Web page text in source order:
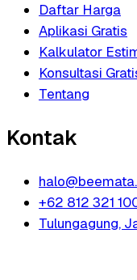
Daftar Harga
Aplikasi Gratis
Kalkulator
Konsultasi
Tentang
Kontak
+62 812 321
Tulungagung,